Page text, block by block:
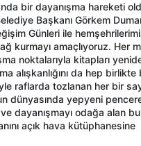
bir dayanışma hareketi
Başkanı Görkem
Günleri ile
kurmayı amaçlıyoruz. Her
noktalarıyla kitapları
alışkanlığını da hep
raflarda tozlanan her bir
dünyasında yepyeni
dayanışmayı odağa alan
açık hava kütüphanesine